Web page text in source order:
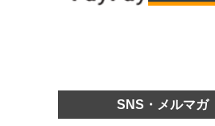
SNS・メルマガ